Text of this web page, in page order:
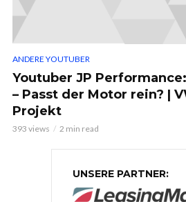
ANDERE YOUTUBER
Youtuber JP
– Passt der Motor rein? |
Projekt
393 views 2 min read
UNSERE PARTNER: